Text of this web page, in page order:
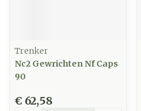
Trenker
Nc2 Gewrichten Nf Caps
90
€ 62,58